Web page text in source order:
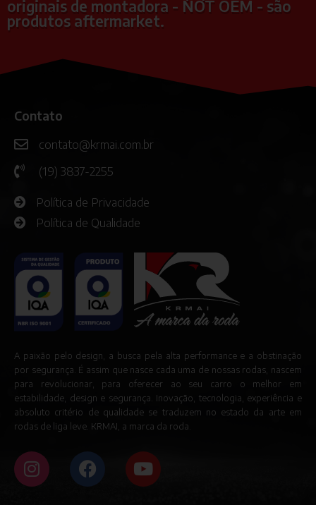
originais de montadora - NOT OEM - são
produtos aftermarket.
A paixão pelo design, a busca pela alta performance e a obstinação
por segurança. É assim que nasce cada uma de nossas rodas, nascem
para revolucionar, para oferecer ao seu carro o melhor em
estabilidade, design e segurança. Inovação, tecnologia, experiência e
absoluto critério de qualidade se traduzem no estado da arte em
rodas de liga leve. KRMAI, a marca da roda.
Contato
contato@krmai.com.br
(19) 3837-2255
Política de Privacidade
Política de Qualidade